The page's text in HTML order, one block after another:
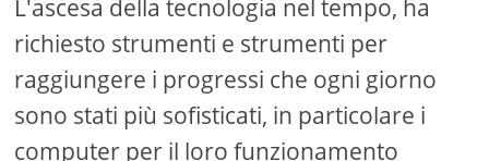
L'ascesa della tecnologia nel tempo, ha
richiesto strumenti e strumenti per
raggiungere i progressi che ogni giorno
sono stati più sofisticati, in particolare i
computer per il loro funzionamento